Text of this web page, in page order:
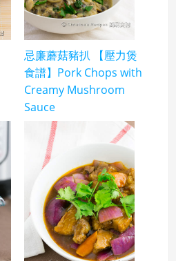
忌廉蘑菇豬扒 【壓力煲
食譜】Pork Chops with
Creamy Mushroom
Sauce